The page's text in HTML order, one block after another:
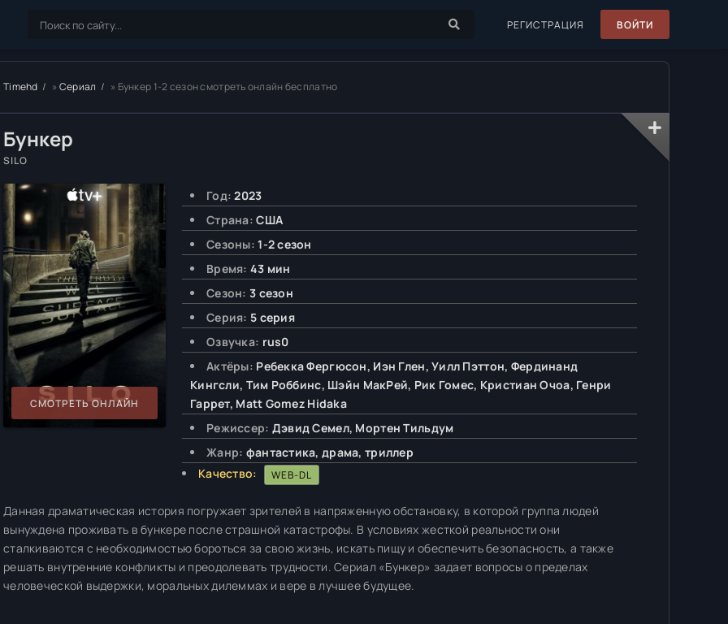
РЕГИСТРАЦИЯ ВОЙТИ
Timehd »Сериал » Бункер 1-2 сезон смотреть онлайн бесплатно
Бункер
SILO
СМОТРЕТЬ ОНЛАЙН
Год: 2023
Страна: США
Сезоны: 1-2 сезон
Время: 43 мин
Сезон: 3 сезон
Серия: 5 серия
Озвучка: rus0
Актёры: Ребекка Фергюсон, Иэн Глен, Уилл Пэттон, Фердинанд
Кингсли, Тим Роббинс, Шэйн МакРей, Рик Гомес, Кристиан Очоа, Генри
Гаррет, Matt Gomez Hidaka
Режиссер: Дэвид Семел, Мортен Тильдум
Жанр: фантастика, драма, триллер
Качество:
WEB-DL
Данная драматическая история погружает зрителей в напряженную обстановку, в которой группа людей
вынуждена проживать в бункере после страшной катастрофы. В условиях жесткой реальности они
сталкиваются с необходимостью бороться за свою жизнь, искать пищу и обеспечить безопасность, а также
решать внутренние конфликты и преодолевать трудности. Сериал «Бункер» задает вопросы о пределах
человеческой выдержки, моральных дилеммах и вере в лучшее будущее.